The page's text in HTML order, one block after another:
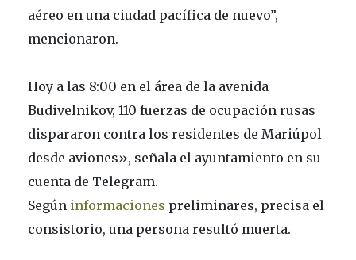
aéreo en una ciudad pacífica de nuevo”,
mencionaron.
Hoy a las 8:00 en el área de la avenida
Budivelnikov, 110 fuerzas de ocupación rusas
dispararon contra los residentes de Mariúpol
desde aviones», señala el ayuntamiento en su
cuenta de Telegram.
Según informaciones preliminares, precisa el
consistorio, una persona resultó muerta.